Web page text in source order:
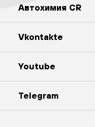
Автохимия CR
Vkontakte
Youtube
Telegram